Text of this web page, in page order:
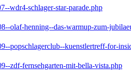
wdr4-schlager-star-parade.php
olaf-henning--das-warmup-zum-
popschlagerclub--kuenstlertreff-for-
zdf-fernsehgarten-mit-bella-vista.php